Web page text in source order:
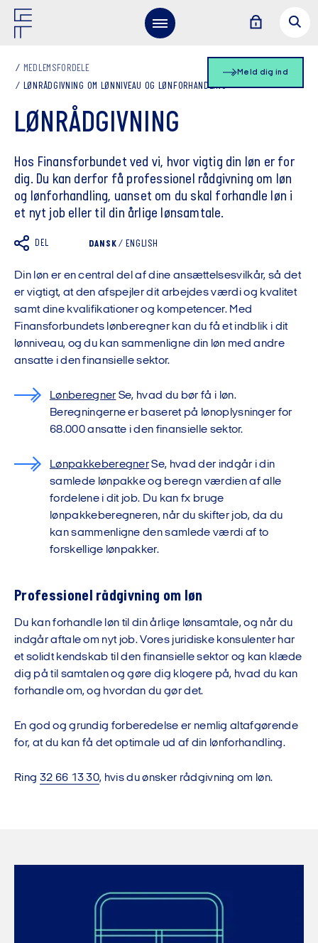
Meld dig ind
MEDLEMSFORDELE
LØNRÅDGIVNING OM LØNNIVEAU OG LØNFORHANDLING
LØNRÅDGIVNING
Hos Finansforbundet ved vi, hvor vigtig din løn er for
dig. Du kan derfor få professionel rådgivning om løn
og lønforhandling, uanset om du skal forhandle løn i
et nyt job eller til din årlige lønsamtale.
DEL DANSK / ENGLISH
Din løn er en central del af dine ansættelsesvilkår, så det
er vigtigt, at den afspejler dit arbejdes værdi og kvalitet
samt dine kvalifikationer og kompetencer. Med
Finansforbundets lønberegner kan du få et indblik i dit
lønniveau, og du kan sammenligne din løn med andre
ansatte i den finansielle sektor.
Lønberegner Se, hvad du bør få i løn.
Beregningerne er baseret på lønoplysninger for
68.000 ansatte i den finansielle sektor.
LønpakkeberegnerSe, hvad der indgår i din
samlede lønpakke og beregn værdien af alle
fordelene i dit job. Du kan fx bruge
lønpakkeberegneren, når du skifter job, da du
kan sammenligne den samlede værdi af to
forskellige lønpakker.
Professionel rådgivning om løn
Du kan forhandle løn til din årlige lønsamtale, og når du
indgår aftale om nyt job. Vores juridiske konsulenter har
et solidt kendskab til den finansielle sektor og kan klæde
dig på til samtalen og gøre dig klogere på, hvad du kan
forhandle om, og hvordan du gør det.
En god og grundig forberedelse er nemlig altafgørende
for, at du kan få det optimale ud af din lønforhandling.
Ring 32 66 13 30, hvis du ønsker rådgivning om løn.